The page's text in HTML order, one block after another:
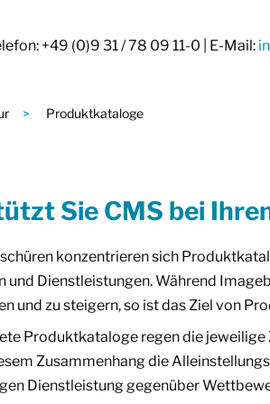
+49 (0)9 31 / 78 09 11-0 | E-Mail:
> Produktkataloge
Sie CMS bei
konzentrieren sich
und Dienstleistungen. Während
und zu steigern, so ist das Ziel von
Produktkataloge regen die
Zusammenhang die
Dienstleistung gegenüber